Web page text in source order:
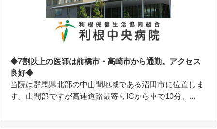
◆7割以上の医師は前橋市・高崎市から通勤。アクセス
良好◆
当院は群馬県北部の中山間地域である沼田市に位置しま
す。山間部ですが高速道路最寄りICから車で10分、...